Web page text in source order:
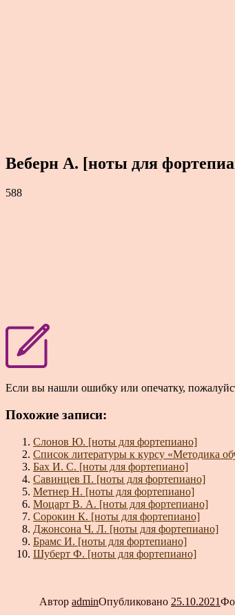
Веберн А. [ноты для
588
Если вы нашли ошибку или опечатку,
Похожие записи:
Слонов Ю. [ноты для фортепиано]
Список литературы к курсу «Методика
Бах И. С. [ноты для фортепиано]
Савинцев П. [ноты для фортепиано]
Метнер Н. [ноты для фортепиано]
Моцарт В. А. [ноты для фортепиано]
Сорокин К. [ноты для фортепиано]
Джонсона Ч. Л. [ноты для фортепиано]
Брамс И. [ноты для фортепиано]
Шуберт Ф. [ноты для фортепиано]
Автор adminОпубликовано 25.10.2021